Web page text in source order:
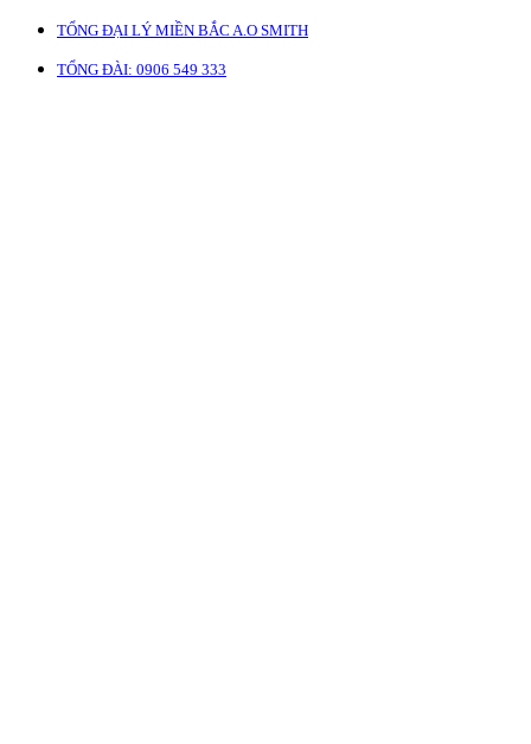
TỔNG ĐẠI LÝ MIỀN BẮC A.O SMITH
TỔNG ĐÀI: 0906 549 333